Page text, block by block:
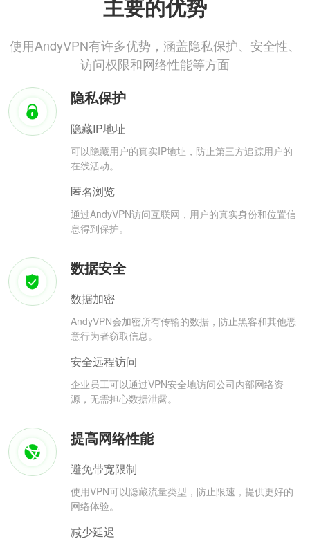
主要的优势
使用AndyVPN有许多优势，涵盖隐私保护、安全性、
访问权限和网络性能等方面
隐私保护
隐藏IP地址
可以隐藏用户的真实IP地址，防止第三方追踪用户的
在线活动。
匿名浏览
通过AndyVPN访问互联网，用户的真实身份和位置信
息得到保护。
数据安全
数据加密
AndyVPN会加密所有传输的数据，防止黑客和其他恶
意行为者窃取信息。
安全远程访问
企业员工可以通过VPN安全地访问公司内部网络资
源，无需担心数据泄露。
提高网络性能
避免带宽限制
使用VPN可以隐藏流量类型，防止限速，提供更好的
网络体验。
减少延迟